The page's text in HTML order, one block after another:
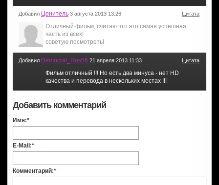
Добавил Ценитель 3 августа 2013 13:26 Цитата
Отличный фильм, считаю что это самая успешная
часть из всех!
советую посмотреть!
Добавил Democrat_Rus56 21 апреля 2013 11:33 Цитата
Фильм отличный !!! Но есть два минуса - нет HD
качества и перевода в нескольких местах !!!
Добавить комментарий
Имя:*
E-Mail:*
Комментарий:*